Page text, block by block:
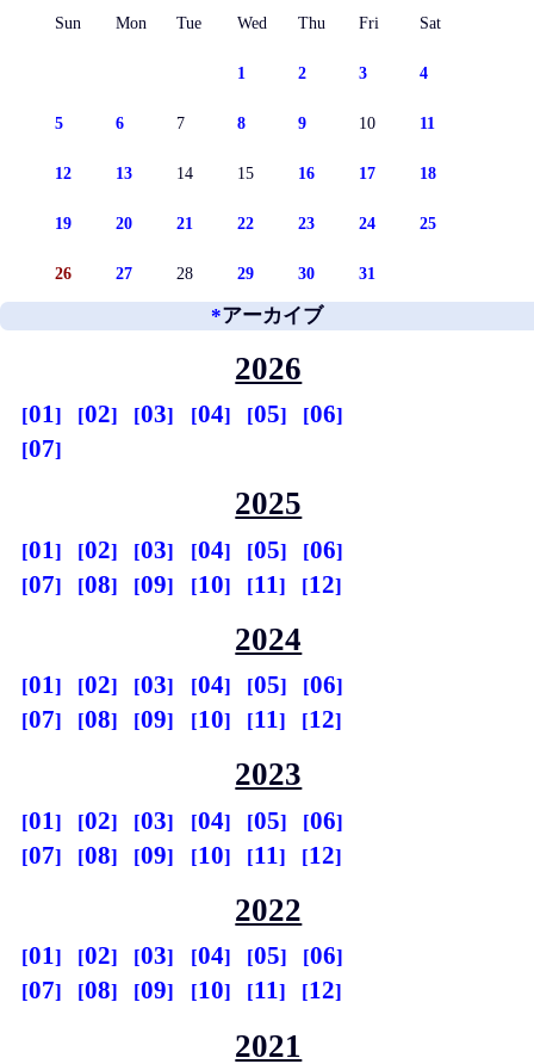
Sun Mon Tue Wed Thu Fri Sat
1 2 3 4
5 6 7 8 9 10 11
12 13 14 15 16 17 18
19 20 21 22 23 24 25
26 27 28 29 30 31
*アーカイブ
2026
01 02 03 04 05
06
07
2025
01 02 03 04 05
06
07
08 09 10 11 12
2024
01 02 03 04 05
06
07
08 09 10 11 12
2023
01 02 03 04 05
06
07
08 09 10 11 12
2022
01 02 03 04 05
06
07
08 09 10 11 12
2021